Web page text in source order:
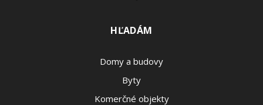
HĽADÁM
Domy a budovy
Byty
Komerčné objekty